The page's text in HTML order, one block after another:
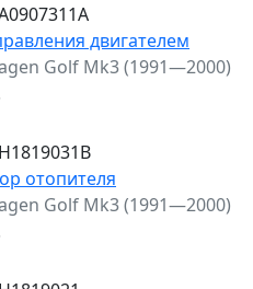
двигателем
Golf Mk3 (1991—2000)
отопителя
Golf Mk3 (1991—2000)